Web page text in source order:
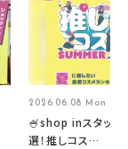
2026.06.08 Mon
🍧shop inスタッフ
選！推しコス